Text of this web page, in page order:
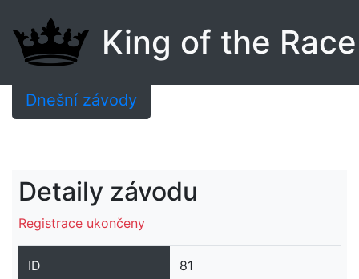
King of the Race
Dnešní závody
Detaily závodu
Registrace ukončeny
ID 81